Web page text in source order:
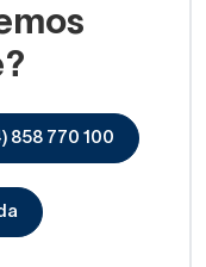
858 770 100